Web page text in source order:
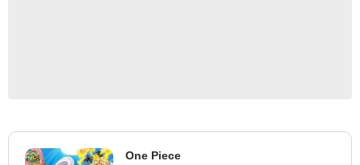
One Piece